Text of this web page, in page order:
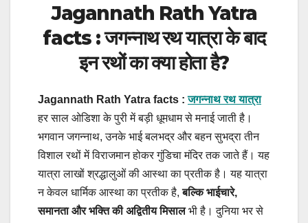
Jagannath Rath Yatra
facts : जगन्नाथ रथ यात्रा के बाद
इन रथों का क्या होता है?
Jagannath Rath Yatra facts :जगन्नाथ रथ यात्रा
हर साल ओडिशा के पुरी में बड़ी धूमधाम से मनाई जाती है।
भगवान जगन्नाथ, उनके भाई बलभद्र और बहन सुभद्रा तीन
विशाल रथों में विराजमान होकर गुंडिचा मंदिर तक जाते हैं। यह
यात्रा लाखों श्रद्धालुओं की आस्था का प्रतीक है।यह यात्रा
न केवल धार्मिक आस्था का प्रतीक है,बल्कि भाईचारे,
समानता और भक्ति की अद्वितीय मिसालभी है। दुनिया भर से